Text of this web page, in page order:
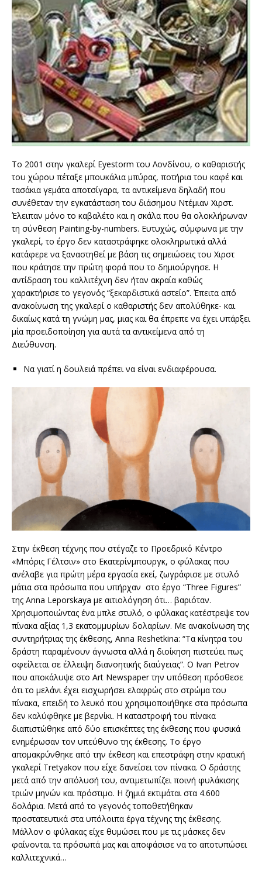
Το 2001 στην γκαλερί Eyestorm του Λονδίνου, ο καθαριστής
του χώρου πέταξε μπουκάλια μπύρας, ποτήρια του καφέ και
τασάκια γεμάτα αποτσίγαρα, τα αντικείμενα δηλαδή που
συνέθεταν την εγκατάσταση του διάσημου Ντέμιαν Χιρστ.
Έλειπαν μόνο το καβαλέτο και η σκάλα που θα ολοκλήρωναν
τη σύνθεση Painting-by-numbers. Ευτυχώς, σύμφωνα με την
γκαλερί, το έργο δεν καταστράφηκε ολοκληρωτικά αλλά
κατάφερε να ξαναστηθεί με βάση τις σημειώσεις του Χιρστ
που κράτησε την πρώτη φορά που το δημιούργησε. Η
αντίδραση του καλλιτέχνη δεν ήταν ακραία καθώς
χαρακτήρισε το γεγονός “ξεκαρδιστικά αστείο”. Έπειτα από
ανακοίνωση της γκαλερί ο καθαριστής δεν απολύθηκε- και
δικαίως κατά τη γνώμη μας, μιας και θα έπρεπε να έχει υπάρξει
μία προειδοποίηση για αυτά τα αντικείμενα από τη
Διεύθυνση.
Να γιατί η δουλειά πρέπει να είναι ενδιαφέρουσα.
Στην έκθεση τέχνης που στέγαζε το Προεδρικό Κέντρο
«Μπόρις Γέλτσιν» στο Εκατερίνμπουργκ, ο φύλακας που
ανέλαβε για πρώτη μέρα εργασία εκεί, ζωγράφισε με στυλό
μάτια στα πρόσωπα που υπήρχαν στο έργο “Three Figures”
της Anna Leporskaya με αιτιολόγηση ότι… βαριόταν.
Χρησιμοποιώντας ένα μπλε στυλό, ο φύλακας κατέστρεψε τον
πίνακα αξίας 1,3 εκατομμυρίων δολαρίων. Με ανακοίνωση της
συντηρήτριας της έκθεσης, Anna Reshetkina: “Τα κίνητρα του
δράστη παραμένουν άγνωστα αλλά η διοίκηση πιστεύει πως
οφείλεται σε έλλειψη διανοητικής διαύγειας”. Ο Ivan Petrov
που αποκάλυψε στο Art Newspaper την υπόθεση πρόσθεσε
ότι το μελάνι έχει εισχωρήσει ελαφρώς στο στρώμα του
πίνακα, επειδή το λευκό που χρησιμοποιήθηκε στα πρόσωπα
δεν καλύφθηκε με βερνίκι. Η καταστροφή του πίνακα
διαπιστώθηκε από δύο επισκέπτες της έκθεσης που φυσικά
ενημέρωσαν τον υπεύθυνο της έκθεσης. Το έργο
απομακρύνθηκε από την έκθεση και επεστράφη στην κρατική
γκαλερί Tretyakov που είχε δανείσει τον πίνακα. Ο δράστης
μετά από την απόλυσή του, αντιμετωπίζει ποινή φυλάκισης
τριών μηνών και πρόστιμο. Η ζημιά εκτιμάται στα 4.600
δολάρια. Μετά από το γεγονός τοποθετήθηκαν
προστατευτικά στα υπόλοιπα έργα τέχνης της έκθεσης.
Μάλλον ο φύλακας είχε θυμώσει που με τις μάσκες δεν
φαίνονται τα πρόσωπά μας και αποφάσισε να το αποτυπώσει
καλλιτεχνικά…